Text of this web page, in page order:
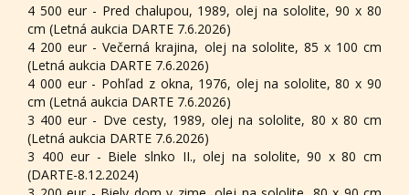
4 500 eur - Pred chalupou, 1989, olej na sololite, 90 x 80
cm (Letná aukcia DARTE 7.6.2026)
4 200 eur - Večerná krajina, olej na sololite, 85 x 100 cm
(Letná aukcia DARTE 7.6.2026)
4 000 eur - Pohľad z okna, 1976, olej na sololite, 80 x 90
cm (Letná aukcia DARTE 7.6.2026)
3 400 eur - Dve cesty, 1989, olej na sololite, 80 x 80 cm
(Letná aukcia DARTE 7.6.2026)
3 400 eur - Biele slnko II., olej na sololite, 90 x 80 cm
(DARTE-8.12.2024)